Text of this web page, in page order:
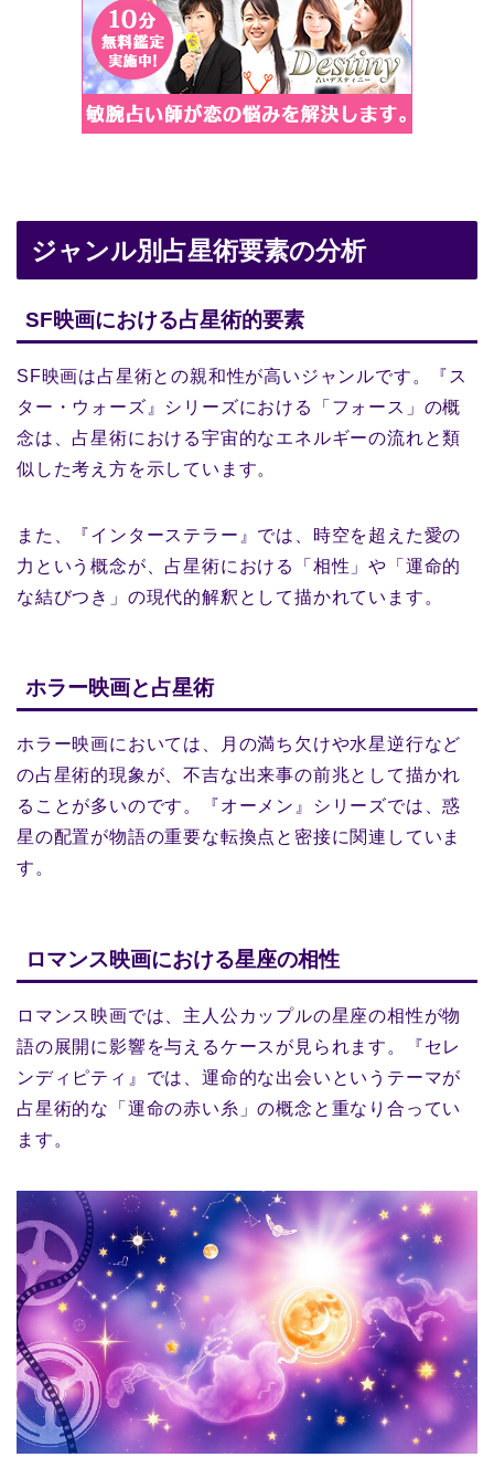
ジャンル別占星術要素の分析
SF映画における占星術的要素
SF映画は占星術との親和性が高いジャンルです。『ス
ター・ウォーズ』シリーズにおける「フォース」の概
念は、占星術における宇宙的なエネルギーの流れと類
似した考え方を示しています。
また、『インターステラー』では、時空を超えた愛の
力という概念が、占星術における「相性」や「運命的
な結びつき」の現代的解釈として描かれています。
ホラー映画と占星術
ホラー映画においては、月の満ち欠けや水星逆行など
の占星術的現象が、不吉な出来事の前兆として描かれ
ることが多いのです。『オーメン』シリーズでは、惑
星の配置が物語の重要な転換点と密接に関連していま
す。
ロマンス映画における星座の相性
ロマンス映画では、主人公カップルの星座の相性が物
語の展開に影響を与えるケースが見られます。『セレ
ンディピティ』では、運命的な出会いというテーマが
占星術的な「運命の赤い糸」の概念と重なり合ってい
ます。